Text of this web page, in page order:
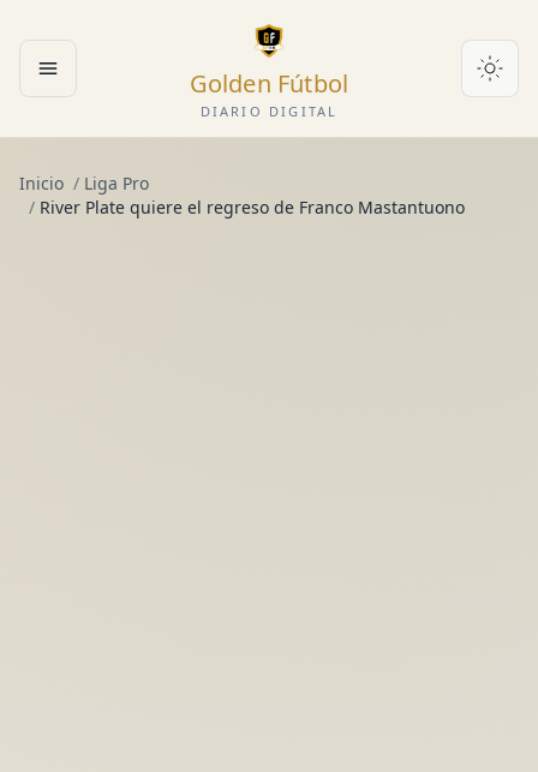
Abrir menú Golden Fútbol
DIARIO DIGITAL
Inicio / Liga Pro
/ River Plate quiere el regreso de Franco Mastantuono